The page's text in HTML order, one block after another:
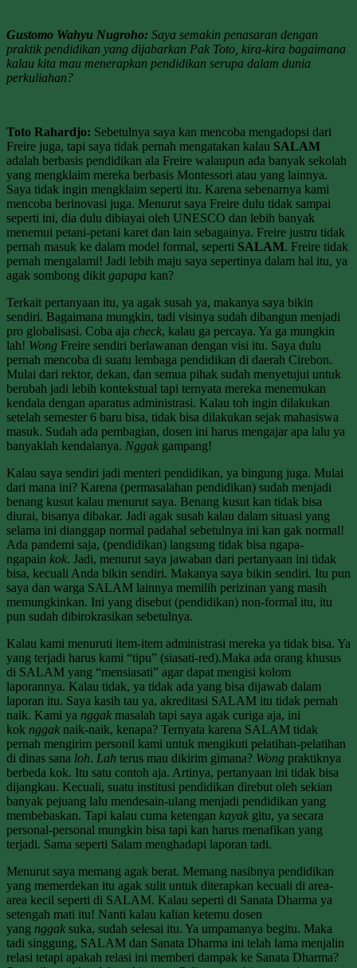
Gustomo Wahyu Nugroho: Saya semakin penasaran dengan
praktik pendidikan yang dijabarkan Pak Toto, kira-kira bagaimana
kalau kita mau menerapkan pendidikan serupa dalam dunia
perkuliahan?
Toto Rahardjo: Sebetulnya saya kan mencoba mengadopsi dari
Freire juga, tapi saya tidak pernah mengatakan kalau SALAM
adalah berbasis pendidikan ala Freire walaupun ada banyak sekolah
yang mengklaim mereka berbasis Montessori atau yang lainnya.
Saya tidak ingin mengklaim seperti itu. Karena sebenarnya kami
mencoba berinovasi juga. Menurut saya Freire dulu tidak sampai
seperti ini, dia dulu dibiayai oleh UNESCO dan lebih banyak
menemui petani-petani karet dan lain sebagainya. Freire justru tidak
pernah masuk ke dalam model formal, seperti SALAM. Freire tidak
pernah mengalami! Jadi lebih maju saya sepertinya dalam hal itu, ya
agak sombong dikit gapapa kan?
Terkait pertanyaan itu, ya agak susah ya, makanya saya bikin
sendiri. Bagaimana mungkin, tadi visinya sudah dibangun menjadi
pro globalisasi. Coba aja check, kalau ga percaya. Ya ga mungkin
lah! Wong Freire sendiri berlawanan dengan visi itu. Saya dulu
pernah mencoba di suatu lembaga pendidikan di daerah Cirebon.
Mulai dari rektor, dekan, dan semua pihak sudah menyetujui untuk
berubah jadi lebih kontekstual tapi ternyata mereka menemukan
kendala dengan aparatus administrasi. Kalau toh ingin dilakukan
setelah semester 6 baru bisa, tidak bisa dilakukan sejak mahasiswa
masuk. Sudah ada pembagian, dosen ini harus mengajar apa lalu ya
banyaklah kendalanya. Nggak gampang!
Kalau saya sendiri jadi menteri pendidikan, ya bingung juga. Mulai
dari mana ini? Karena (permasalahan pendidikan) sudah menjadi
benang kusut kalau menurut saya. Benang kusut kan tidak bisa
diurai, bisanya dibakar. Jadi agak susah kalau dalam situasi yang
selama ini dianggap normal padahal sebetulnya ini kan gak normal!
Ada pandemi saja, (pendidikan) langsung tidak bisa ngapa-
ngapain kok. Jadi, menurut saya jawaban dari pertanyaan ini tidak
bisa, kecuali Anda bikin sendiri. Makanya saya bikin sendiri. Itu pun
saya dan warga SALAM lainnya memilih perizinan yang masih
memungkinkan. Ini yang disebut (pendidikan) non-formal itu, itu
pun sudah dibirokrasikan sebetulnya.
Kalau kami menuruti item-item administrasi mereka ya tidak bisa. Ya
yang terjadi harus kami “tipu” (siasati-red).Maka ada orang khusus
di SALAM yang “mensiasati” agar dapat mengisi kolom
laporannya. Kalau tidak, ya tidak ada yang bisa dijawab dalam
laporan itu. Saya kasih tau ya, akreditasi SALAM itu tidak pernah
naik. Kami ya nggak masalah tapi saya agak curiga aja, ini
kok nggak naik-naik, kenapa? Ternyata karena SALAM tidak
pernah mengirim personil kami untuk mengikuti pelatihan-pelatihan
di dinas sana loh. Lah terus mau dikirim gimana? Wong praktiknya
berbeda kok. Itu satu contoh aja. Artinya, pertanyaan ini tidak bisa
dijangkau. Kecuali, suatu institusi pendidikan direbut oleh sekian
banyak pejuang lalu mendesain-ulang menjadi pendidikan yang
membebaskan. Tapi kalau cuma ketengan kayak gitu, ya secara
personal-personal mungkin bisa tapi kan harus menafikan yang
terjadi. Sama seperti Salam menghadapi laporan tadi.
Menurut saya memang agak berat. Memang nasibnya pendidikan
yang memerdekan itu agak sulit untuk diterapkan kecuali di area-
area kecil seperti di SALAM. Kalau seperti di Sanata Dharma ya
setengah mati itu! Nanti kalau kalian ketemu dosen
yang nggak suka, sudah selesai itu. Ya umpamanya begitu. Maka
tadi singgung, SALAM dan Sanata Dharma ini telah lama menjalin
relasi tetapi apakah relasi ini memberi dampak ke Sanata Dharma?